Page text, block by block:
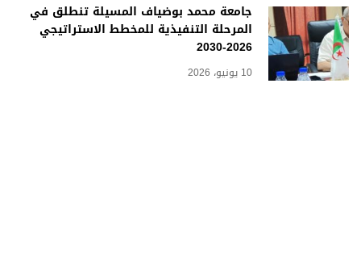
جامعة محمد بوضياف المسيلة تنطلق في
المرحلة التنفيذية للمخطط الاستراتيجي
2026-2030
10 يونيو، 2026